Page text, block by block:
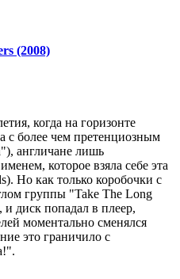
(2008)
когда на горизонте
с более чем претенциозным
англичане лишь
которое взяла себе эта
Но как только коробочки с
группы "Take The Long
диск попадал в плеер,
моментально сменялся
это граничило с